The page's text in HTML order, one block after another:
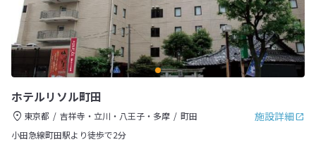
ホテルリソル町田
施設詳細
東京都 吉祥寺・立川・八王子・多摩
町田
小田急線町田駅より徒歩で2分